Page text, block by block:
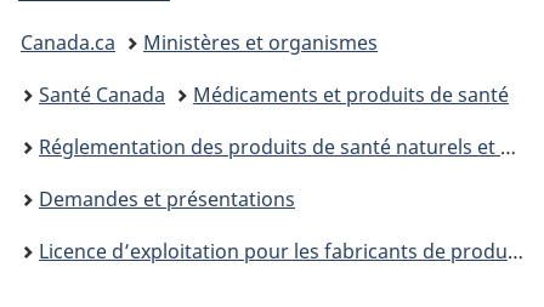
Vous
êtes
ici :
Canada.ca
Ministères et organismes
Santé Canada
Médicaments et produits de santé
Réglementation des produits de santé naturels et des médicaments sans ordonnance : prochaines étapes
Demandes et présentations
Licence d’exploitation pour les fabricants de produits de santé naturels